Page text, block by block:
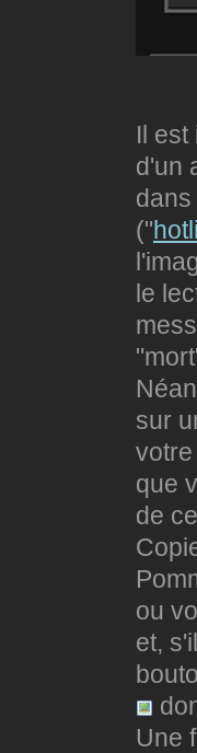
Il est
d'un
("
le
sur
que
de
ou
et,
Une